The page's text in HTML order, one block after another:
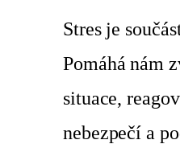
Stres je
Pomáhá nám
situace,
nebezpečí a